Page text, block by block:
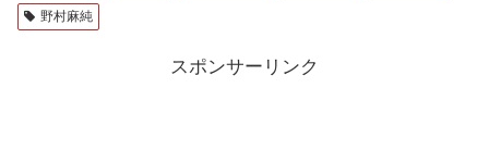
野村麻純
スポンサーリンク